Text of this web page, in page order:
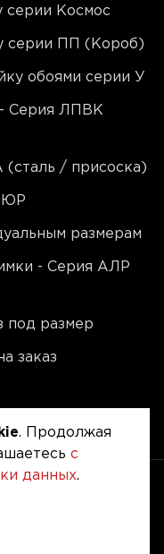
серии Космос
серии ПП (Короб)
обоями серии У
Серия ЛПВК
(сталь / присоска)
размерам
- Серия АЛР
под размер
заказ
. Продолжая
с
данных.